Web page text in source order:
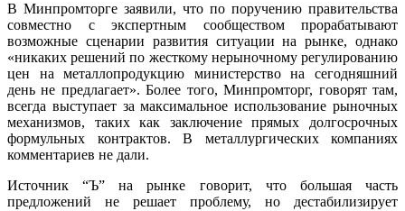
В Минпромторге заявили, что по поручению правительства
совместно с экспертным сообществом прорабатывают
возможные сценарии развития ситуации на рынке, однако
«никаких решений по жесткому нерыночному регулированию
цен на металлопродукцию министерство на сегодняшний
день не предлагает». Более того, Минпромторг, говорят там,
всегда выступает за максимальное использование рыночных
механизмов, таких как заключение прямых долгосрочных
формульных контрактов. В металлургических компаниях
комментариев не дали.
Источник “Ъ” на рынке говорит, что большая часть
предложений не решает проблему, но дестабилизирует